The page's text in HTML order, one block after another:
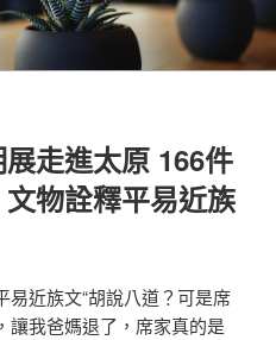
走進太原 166件
物詮釋平易近族
易近族文“胡說八道？可是席
讓我爸媽退了，席家真的是